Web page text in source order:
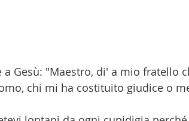
Gesù: "Maestro, di' a mio fratello
chi mi ha costituito giudice o